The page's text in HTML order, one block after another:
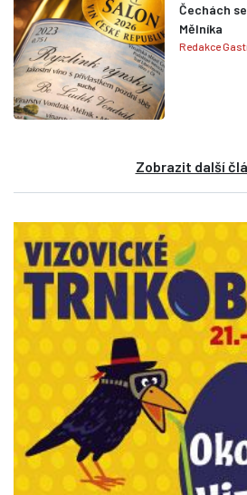
Čechách
Mělníka
Redakce
Zobrazit další